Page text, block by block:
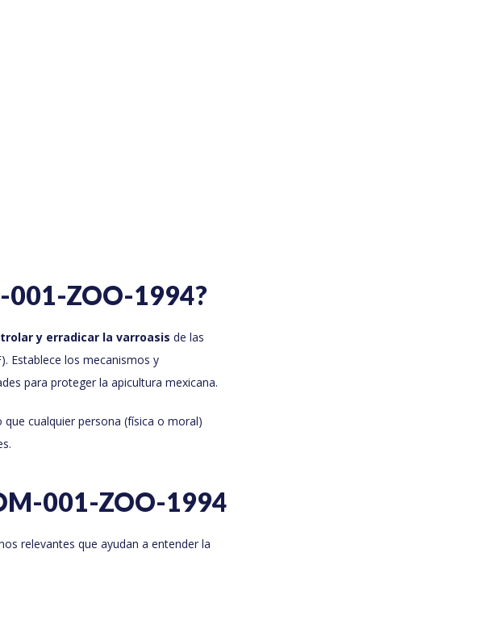
001-ZOO-1994?
y erradicar la varroasis de las
Establece los mecanismos y
para proteger la apicultura mexicana.
que cualquier persona (física o moral)
001-ZOO-1994
relevantes que ayudan a entender la